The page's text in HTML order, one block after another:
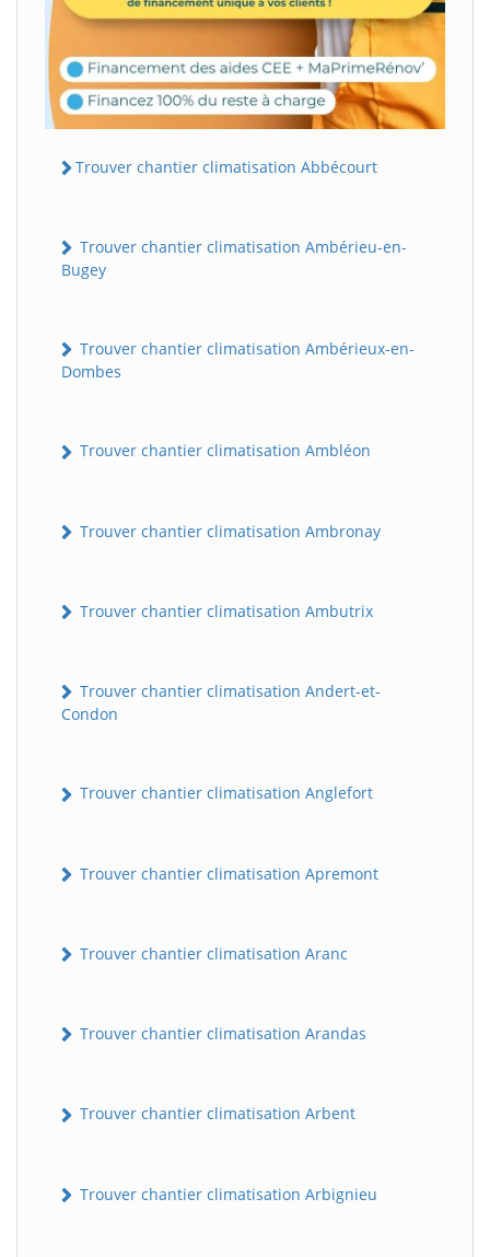
Trouver chantier climatisation Abbécourt
Trouver chantier climatisation Ambérieu-en-
Bugey
Trouver chantier climatisation Ambérieux-en-
Dombes
Trouver chantier climatisation Ambléon
Trouver chantier climatisation Ambronay
Trouver chantier climatisation Ambutrix
Trouver chantier climatisation Andert-et-
Condon
Trouver chantier climatisation Anglefort
Trouver chantier climatisation Apremont
Trouver chantier climatisation Aranc
Trouver chantier climatisation Arandas
Trouver chantier climatisation Arbent
Trouver chantier climatisation Arbignieu